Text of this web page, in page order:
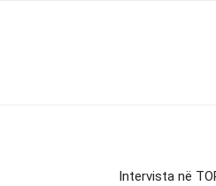
Intervista në